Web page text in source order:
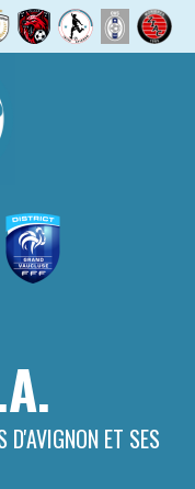
D'AVIGNON ET SES